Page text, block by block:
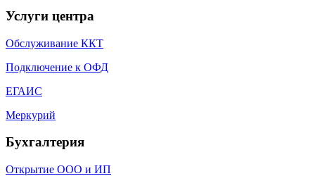
Услуги центра
Обслуживание ККТ
Подключение к ОФД
ЕГАИС
Меркурий
Бухгалтерия
Открытие ООО и ИП